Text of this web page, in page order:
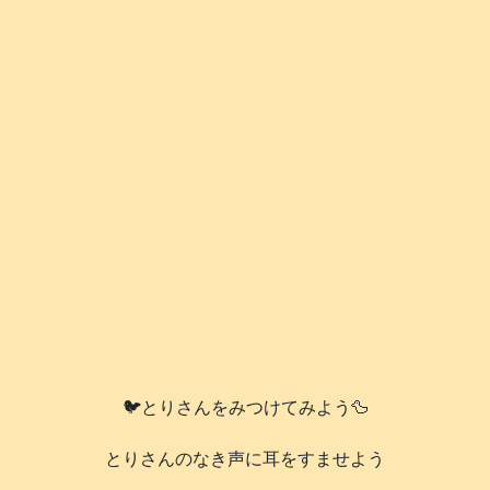
🐦️とりさんをみつけてみよう🦆
とりさんのなき声に耳をすませよう